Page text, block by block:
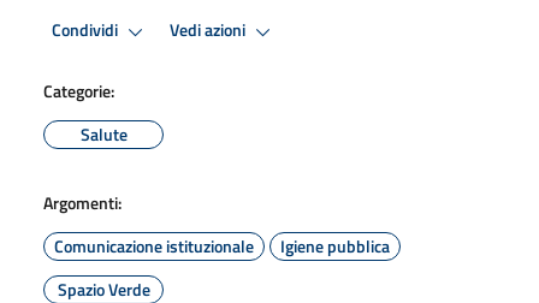
Condividi Vedi azioni
Categorie:
Salute
Argomenti:
Comunicazione istituzionale
Igiene pubblica
Spazio Verde